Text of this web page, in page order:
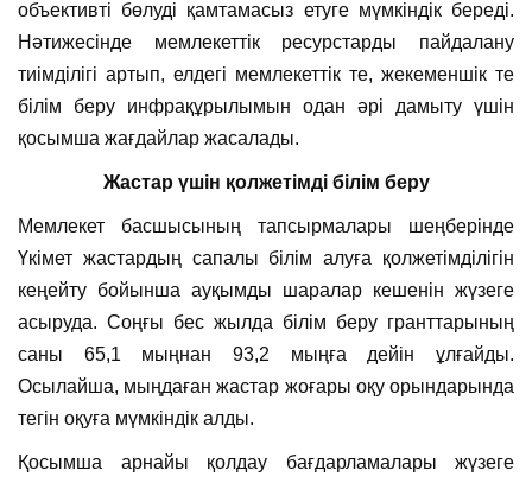
объективті бөлуді қамтамасыз етуге мүмкіндік береді.
Нәтижесінде мемлекеттік ресурстарды пайдалану
тиімділігі артып, елдегі мемлекеттік те, жекеменшік те
білім беру инфрақұрылымын одан әрі дамыту үшін
қосымша жағдайлар жасалады.
Жастар үшін қолжетімді білім беру
Мемлекет басшысының тапсырмалары шеңберінде
Үкімет жастардың сапалы білім алуға қолжетімділігін
кеңейту бойынша ауқымды шаралар кешенін жүзеге
асыруда. Соңғы бес жылда білім беру гранттарының
саны 65,1 мыңнан 93,2 мыңға дейін ұлғайды.
Осылайша, мыңдаған жастар жоғары оқу орындарында
тегін оқуға мүмкіндік алды.
Қосымша арнайы қолдау бағдарламалары жүзеге